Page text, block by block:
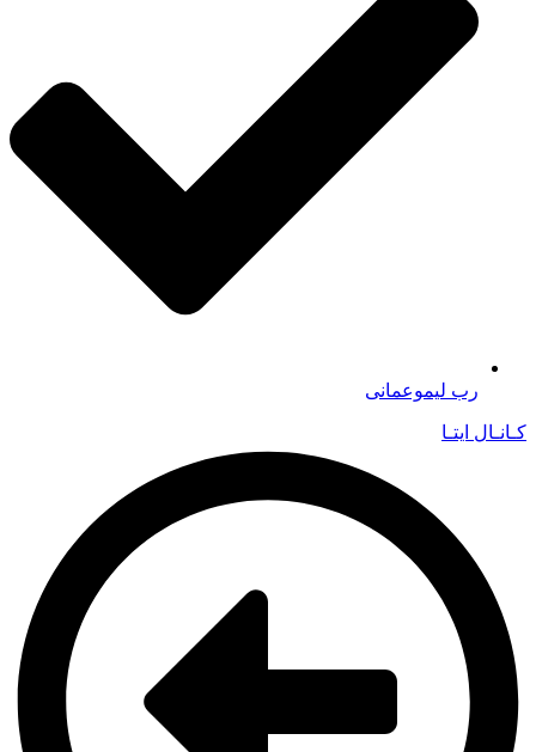
رب لیموعمانی
کـانـال ایتـا